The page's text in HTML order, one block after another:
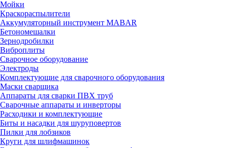
Мойки
Краскораспылители
Аккумуляторный инструмент MABAR
Бетономешалки
Зернодробилки
Виброплиты
Сварочное оборудование
Электроды
Комплектующие для сварочного оборудования
Маски сварщика
Аппараты для сварки ПВХ труб
Сварочные аппараты и инверторы
Расходики и комплектующие
Биты и насадки для шуруповертов
Пилки для лобзиков
Круги для шлифмашинок